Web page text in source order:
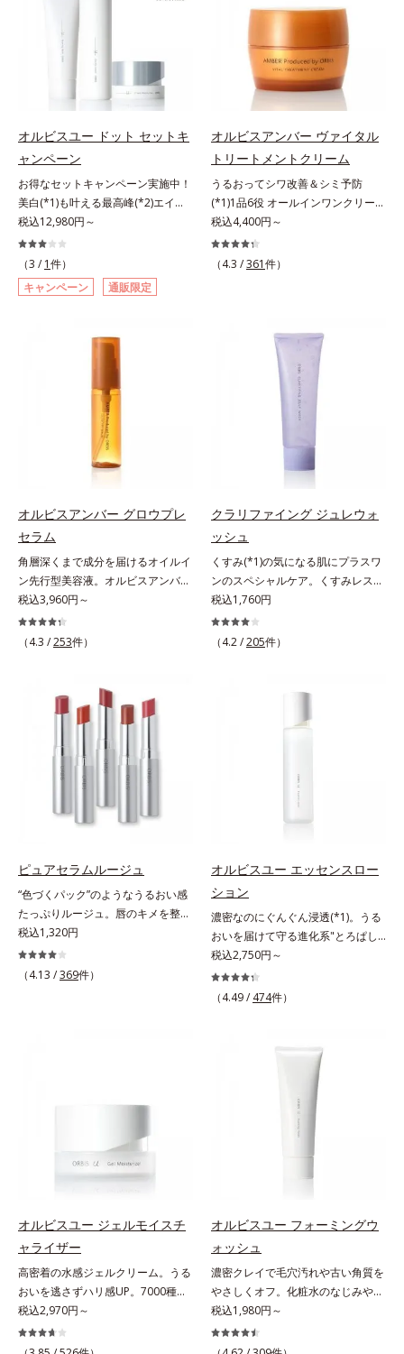
ーストステップのこと*4 細胞間脂
質に類似した構造*5 保湿成分
ミ・ソバカスを防ぐ（ウォッシュを
除く）*2 オルビス内スキンケアシ
リーズの保湿力*3 年齢に応じたお
手入れのこと*4 うるおいによる
*5 乾燥、ハリ・ツヤのなさ*6
乾燥による*7 保湿成分*8 ロニ
セラカエルレア果汁、ノバラエキス
配合＝うるおいを与えハリと透明感
に満ちた肌へ導く保湿成分*9 メマ
ツヨイグサ抽出液、スイカズラエキ
ス配合＝角層のすみずみまで水分・
油分を保ち、ハリ・ツヤを与える保
湿成分*10 気持ちのこと
リのなさ」や、くすみ(*7)などが現
れている状態である「透明感のな
さ」が、大人の肌印象に大きな影響
を与えていることがわかりました。
そこでオルビスユー ドットシリー
ズは美容成分(*8)として「G.D.F.ア
クティベーター(*9)」を配合。そし
て、従来から配合している美白(*1)
有効成分「トラネキサム酸」を配合
しました。さらに、シリーズ共通の
美容成分「GLルートブースター
(*10)」を配合することで、肌のふ
っくら感や透明感を叶えます。美白
ケアしながら多角的なエイジングケ
アが叶うシリーズに。3ステップで
果的なシナジー設計で、あなたのエ
イジングケアを応援します。*1 メ
ラニンの生成を抑え、シミ・ソバカ
スを防ぐ（ウォッシュを除く）*2
オルビス内スキンケアシリーズの保
湿力*3 年齢に応じたお手入れのこ
と*4 角層まで*5 うるおいによ
る*6 乾燥、ハリ・ツヤのなさ
ロニセラカエルレア果汁、ノバラエ
キス配合＝うるおいを与えハリと透
明感に満ちた肌へ導く保湿成分
*10 メマツヨイグサ抽出液、スイ
カズラエキス配合＝角層のすみずみ
まで水分・油分を保ち、ハリ・ツヤ
を与える保湿成分*11 気持ちのこ
と
齢サインについて研究を進めたとこ
ろ、弾力感のない状態である「ハリ
のなさ」や、くすみ(*5)などが現れ
ている状態である「透明感のなさ」
が、大人の肌印象に大きな影響を与
えていることがわかりました。そこ
でオルビスユー ドットシリーズは
美容成分(*9)として「G.D.F.アクテ
ィベーター(*10)」を配合。そし
て、従来から配合している美白(*1)
有効成分「トラネキサム酸」を配合
しました。さらに、シリーズ共通の
美容成分「GLルートブースター
(*11)」を配合することで、肌のふ
上向き(*12)のハリと透明感を。効
果的なシナジー設計で、あなたのエ
イジングケアを応援します。*1 メ
ラニンの生成を抑え、シミ・ソバカ
スを防ぐ（ウォッシュを除く）*2
湿力*3 年齢に応じたお手入れのこ
と*4 剥がれずに肌に蓄積した古い
角層*5 乾燥による*6 洗浄によ
る物理的効果*7 うるおいによる
*8 乾燥、ハリ・ツヤのなさ*9
保湿成分*10 ロニセラカエルレア
果汁、ノバラエキス配合＝うるおい
を与えハリと透明感に満ちた肌へ導
く保湿成分*11 メマツヨイグサ抽
出液、スイカズラエキス配合＝角層
のすみずみまで水分・油分を保ち、
オルビスユー ドット セットキ
ャンペーン
お得なセットキャンペーン実施中！
美白(*1)も叶える最高峰(*2)エイジ
ングケア(*3)。ハリも透明感(*4)も
結果主義。年齢サイン(*5)の因子に
着目した肌科学エイジングケア(*3)
シリーズ。オルビスユー ドットシ
リーズは、年齢による肌悩み一つ一
ていることの根本原因に着目。加齢
いて研究を進めたところ、弾力感の
ない状態である「ハリのなさ」や、
くすみ(*6)などが現れている状態で
ある「透明感のなさ」が現れること
で大人の肌印象に大きな影響を与え
ていることが分かりました。そこで
容成分(*7)として「G.D.F.アクティ
ベーター(*8)」を配合。そして、従
来から配合している美白有効成分
「トラネキサム酸」を配合しまし
た。さらに、シリーズ共通の美容成
分(*7)「GLルートブースター(*9)」
を配合することで、肌のふっくら感
や透明感を叶えます。美白ケアしな
(*10)のハリと透明感を。効果的な
シナジー設計で、あなたのエイジン
の生成を抑え、シミ・ソバカスを防
ぐ（ウォッシュ除く）*2 オルビス
内スキンケアシリーズの保湿力*3
年齢に応じたお手入れのこと*4 う
るおいによる*5 乾燥、ハリ・ツヤ
ロニセラカエルレア果汁、ノバラエ
明感に満ちた肌へ導く保湿成分*9
メマツヨイグサ抽出液、スイカズラ
エキス配合＝角層のすみずみまで水
分・油分を保ち、ハリ・ツヤを与え
る保湿成分*10 気持ちのこと各商品
税込12,980円～
（3 / 1件）
キャンペーン
通販限定
オルビスアンバー ヴァイタル
トリートメントクリーム
うるおってシワ改善＆シミ予防
(*1)1品6役 オールインワンクリー
ム。オルビスアンバーは、いつも⾃
然体で美しくありたいと願う⼤⼈世
代に寄り添うブランドです。年齢印
れで賢いケアを。ライフスタイルに
なじむ、若々しい印象(*2)作りのサ
ポートをします。オルビスアンバー
ヴァイタルトリートメントクリーム
「オルビスアンバー ヴァイタルト
で、化粧水、クリーム、シワ改善・
美白(*1)美容液、乳液・保湿液、ネ
ッククリーム(*3)、パックの6役を
担い、複合的にアプローチ。Wナイ
アシン(*4)によるシワ改善・シミ予
防に加え、複合成分コラーゲンコン
プレックスSPが肌のハリを徹底サポ
ート。肌なじみのよいクリーム構造
で角層まで保湿成分が浸透し、うる
おいをギュッと閉じ込めます。洗顔
の後、これ1品だけでマルチにケ
す。*1 メラニンの生成を抑え、シ
与え若々しい印象*3 首のうるおい
税込4,400円～
（4.3 /361件）
オルビスアンバー グロウプレ
セラム
角層深くまで成分を届けるオイルイ
ン先行型美容液。オルビスアンバー
は、いつも⾃然体で美しくありたい
と願う⼤⼈世代に寄り添うブランド
です。年齢印象研究に基づいた肌サ
手軽なお手入れで賢いケアを。ライ
フスタイルになじむ、若々しい印象
ビスアンバー グロウプレセラムオ
イルイン先⾏型美容液「オルビスア
ンバー グロウプレセラム」は、オ
イル成分(*2)が肌に素早くなじみ、
肌をやわらかくしながら角層まで浸
こやかに整え、うるおいを蓄える肌
とで、あとのオールインワンクリー
ムの肌なじみを高め、うるおいとツ
ヤのある肌を叶えます。*1 肌にハ
リを与え若々しい印象*2 スクワラ
ン、トリ（カプリル酸／カプリン
税込3,960円～
（4.3 /253件）
クラリファイング ジュレウォ
ッシュ
くすみ(*1)の気になる肌にプラスワ
ンのスペシャルケア。くすみレスの
輝くような素肌へ。肌表面の余分な
角層を落として、くすみ(*1)レスな
輝くような素肌へ整える(*2)スペシ
ませてから洗い流すだけ。ぷるんと
かくして絡めとり、スクラブがやさ
ンディショニング処方と、贅沢に配
合された保湿成分。一瞬取り去るだ
けのケアに留まらず、洗うたびにく
整え、パールエキス(*3)とヒアルロ
な透明感を叶えます。顔色がどんよ
りしている、ファンデのノリがイマ
イチ、肌のざらつきやくすみが気に
なる、化粧水が肌になじまな
い……。こんなお悩みが気になると
きに。週に1～4回、いつもの洗顔料
を除去することで健やかな肌を保
ち、うるおいを保つことで肌を整え
ること*3 加水分解コンキオリン*4
税込1,760円
（4.2 /205件）
ピュアセラムルージュ
“色づくパック”のようなうるおい感
たっぷりルージュ。唇のキメを整え
リップの土台をつくり鮮やかな発色
を叶えます。唇にたっぷりうるおい
を与えながら鮮やかに色づく、スキ
均一な質感に整った唇にのせること
成分(*3)」を配合。さらに吐息や飲
み物の水分を取り込んでリップの密
着性を高める「ウォーターゲル成分
くい仕様です。*1 メイク効果によ
る *2 シリカ、酸化チタン、トリエ
トキシカプリリルシラン、アルニカ
花エキス＝唇にうるおいを与える効
果と、凹凸を補正して見せる効果を
併せ持つ成分*3 ダイマージリノー
ル酸ダイマージリノレイルビス（ベ
ヘニル/イソステアリル/フィトステ
税込1,320円
（4.13 /369件）
オルビスユー エッセンスロー
ション
濃密なのにぐんぐん浸透(*1)。うる
おいを届けて守る進化系"とろぱし
ゃ"ローション。7000種を超える成
分から厳選し、「うるおいの質
(*1)」に着目した初期エイジングケ
ーチする初期エイジングケアシリー
ズです。「うるおいの質」に着目
し、肌荒れを予防しながらうるおい
に満ちた美しい肌へと導きます。ポ
ーラ・オルビスグループ独自の肌荒
濃度で配合。角層のバリア機能にア
にゆらがない肌を叶えます。そし
成分「MCアクティベーター
(*5)」。肌のうるおいを引き出し・
高めて、ハリ感あふれる肌へと導き
ます。うるおいに満ちたゆらがない
肌をご体感いただくために設計され
税込2,750円～
（4.49 / 474件）
オルビスユー ジェルモイスチ
ャライザー
高密着の水感ジェルクリーム。うる
おいを逃さずハリ感UP。7000種を
超える成分から厳選し、「うるおい
の質(*1)」に着目した初期エイジン
グケア(*2)シリーズオルビスユーは
税込2,970円～
オルビスユー フォーミングウ
ォッシュ
濃密クレイで毛穴汚れや古い角質を
やさしくオフ。化粧水のなじみやす
い肌に。7000種を超える成分から
厳選し、「うるおいの質(*1)」に着
目した初期エイジングケア(*2)シリ
税込1,980円～